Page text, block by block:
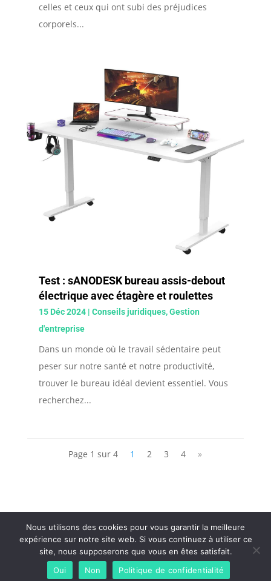
celles et ceux qui ont subi des préjudices
corporels...
Test : sANODESK bureau assis-debout
électrique avec étagère et roulettes
15 Déc 2024| Conseils juridiques,Gestion
d'entreprise
Dans un monde où le travail sédentaire peut
peser sur notre santé et notre productivité,
trouver le bureau idéal devient essentiel. Vous
recherchez...
Page 1 sur 4 1 2 3 4 »
Tous droit réservés - Easy engtreprise |Mentions
légales -Politique de confidentialité -Plan du site
Contact
Nous utilisons des cookies pour vous garantir la meilleure
expérience sur notre site web. Si vous continuez à utiliser ce
site, nous supposerons que vous en êtes satisfait.
Oui
Non Politique de confidentialité